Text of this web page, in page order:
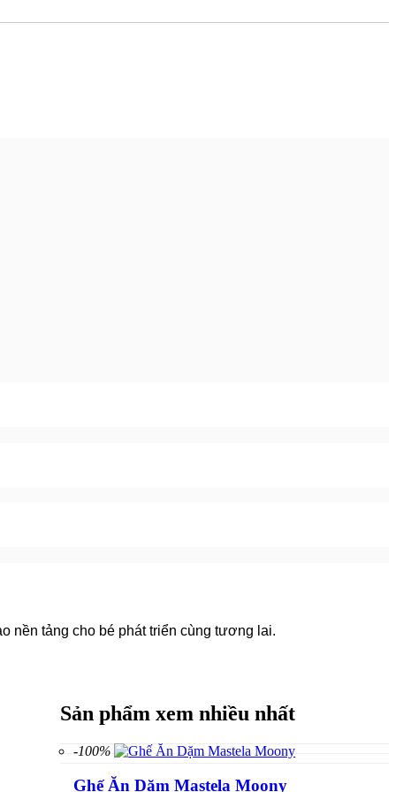
nền tảng cho bé phát triển cùng tương lai.
Sản phẩm xem nhiều nhất
-100%
Ghế Ăn Dặm Mastela Moony